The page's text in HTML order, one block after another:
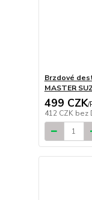
Brzdové
MASTER
499 CZK/
412 CZK bez